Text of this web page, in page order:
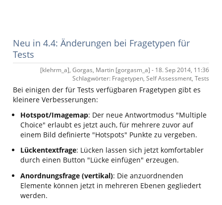
Neu in 4.4: Änderungen bei Fragetypen für
Tests
[klehrm_a], Gorgas, Martin [gorgasm_a] - 18. Sep 2014, 11:36
Schlagwörter: Fragetypen, Self Assessment, Tests
Bei einigen der für Tests verfügbaren Fragetypen gibt es
kleinere Verbesserungen:
Hotspot/Imagemap: Der neue Antwortmodus "Multiple
Choice" erlaubt es jetzt auch, für mehrere zuvor auf
einem Bild definierte "Hotspots" Punkte zu vergeben.
Lückentextfrage: Lücken lassen sich jetzt komfortabler
durch einen Button "Lücke einfügen" erzeugen.
Anordnungsfrage (vertikal): Die anzuordnenden
Elemente können jetzt in mehreren Ebenen gegliedert
werden.